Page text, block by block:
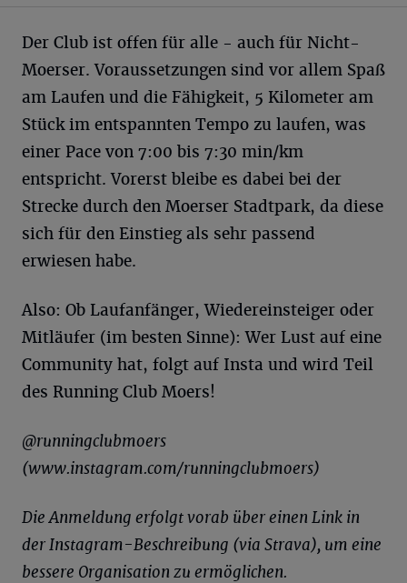
Der Club ist offen für alle - auch für Nicht-
Moerser. Voraussetzungen sind vor allem Spaß
am Laufen und die Fähigkeit, 5 Kilometer am
Stück im entspannten Tempo zu laufen, was
einer Pace von 7:00 bis 7:30 min/km
entspricht. Vorerst bleibe es dabei bei der
Strecke durch den Moerser Stadtpark, da diese
sich für den Einstieg als sehr passend
erwiesen habe.
Also: Ob Laufanfänger, Wiedereinsteiger oder
Mitläufer (im besten Sinne): Wer Lust auf eine
Community hat, folgt auf Insta und wird Teil
des Running Club Moers!
@runningclubmoers
(www.instagram.com/runningclubmoers)
Die Anmeldung erfolgt vorab über einen Link in
der Instagram-Beschreibung (via Strava), um eine
bessere Organisation zu ermöglichen.